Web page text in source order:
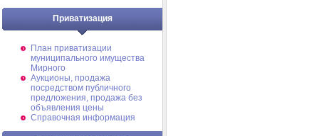
Приватизация
План приватизации
муниципального имущества
Мирного
Аукционы, продажа
посредством публичного
предложения, продажа без
объявления цены
Справочная информация